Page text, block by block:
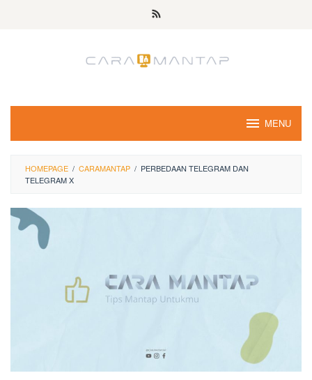
MENU
HOMEPAGE / CARAMANTAP / PERBEDAAN TELEGRAM DAN
TELEGRAM X